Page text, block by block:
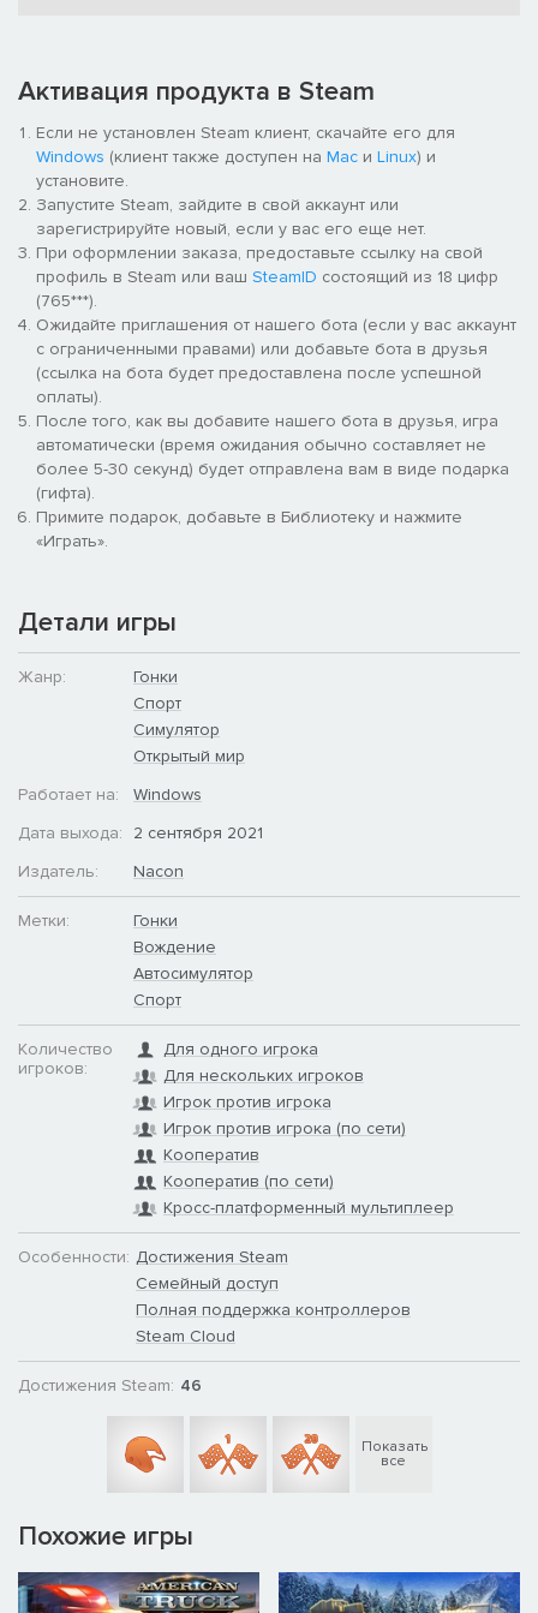
Благодаря гиперреалистичному и сверхточному
физическому движку вождение в WRC 10 — с
усовершенствованными аэродинамикой, турбонаддувом и
торможением — стало еще лучше на любых дорожных
покрытиях! Для усиления эффекта погружения в игру был
обновлен звуковой дизайн.
А для тех, кому не чужд дух соперничества, мы предлагаем
киберспорт с ежедневными и еженедельными испытаниями,
а также клубами, позволяющими создавать собственные
соревнования — найдите достойных противников среди
игрового сообщества.
Активация продукта в Steam
Если не установлен Steam клиент, скачайте его для
Windows (клиент также доступен на Mac и Linux) и
установите.
Запустите Steam, зайдите в свой аккаунт или
зарегистрируйте новый, если у вас его еще нет.
При оформлении заказа, предоставьте ссылку на свой
профиль в Steam или ваш SteamID состоящий из 18 цифр
(765***).
Ожидайте приглашения от нашего бота (если у вас аккаунт
с ограниченными правами) или добавьте бота в друзья
(ссылка на бота будет предоставлена после успешной
оплаты).
После того, как вы добавите нашего бота в друзья, игра
автоматически (время ожидания обычно составляет не
более 5-30 секунд) будет отправлена вам в виде подарка
(гифта).
Примите подарок, добавьте в Библиотеку и нажмите
«Играть».
Детали игры
Жанр:
Гонки
Спорт
Симулятор
Открытый мир
Работает на:
Windows
Дата выхода:
2 сентября 2021
Издатель:
Nacon
Метки:
Гонки
Вождение
Автосимулятор
Спорт
Количество
игроков:
Для одного игрока
Для нескольких игроков
Игрок против игрока
Игрок против игрока (по сети)
Кооператив
Кооператив (по сети)
Кросс-платформенный мультиплеер
Особенности: Достижения Steam
Семейный доступ
Полная поддержка контроллеров
Steam Cloud
Достижения Steam: 46
Показать
все
Похожие игры